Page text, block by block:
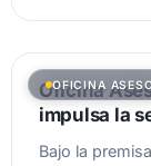
OFICINA
Oficina
impulsa la
Bajo la